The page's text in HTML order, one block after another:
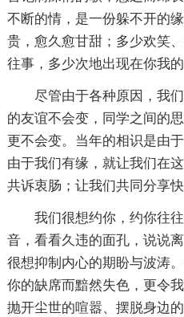
不断的情，是一份躲不开的
贵，愈久愈甘甜；多少欢笑
往事，多少次地出现在你我
尽管由于各种原因，我
的友谊不会变，同学之间的
更不会变。当年的相识是由
由于我们有缘，就让我们在
共诉衷肠；让我们共同分享
我们很想约你，约你往
音，看看久违的面孔，说说
很想抑制内心的期盼与波涛
你的缺席而黯然失色，更令
抛开尘世的喧嚣、摆脱身边